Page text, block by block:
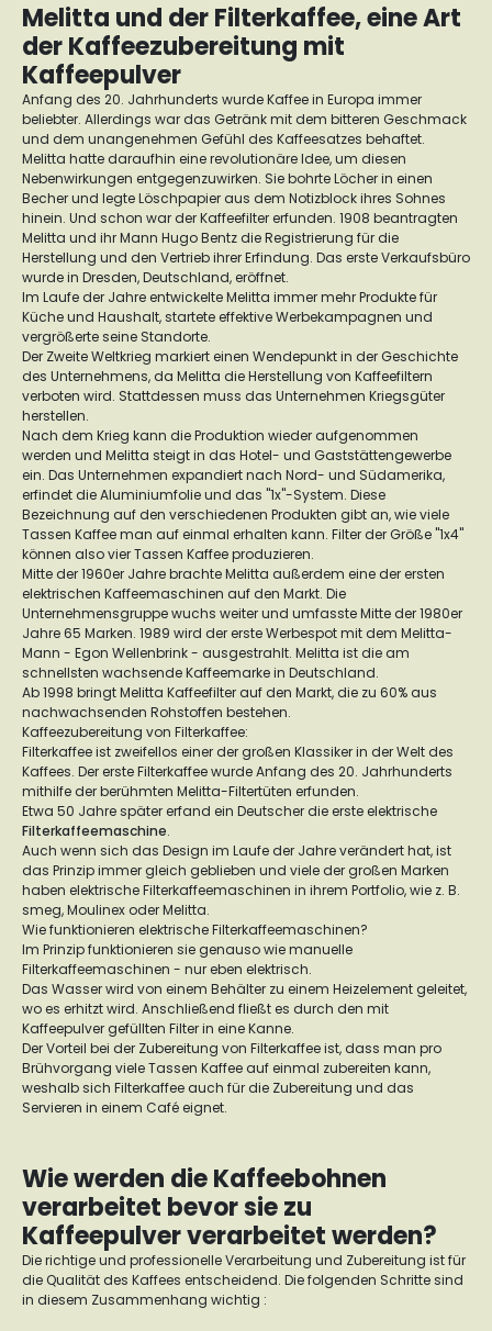
Melitta und der Filterkaffee, eine Art
der Kaffeezubereitung mit
Kaffeepulver
Anfang des 20. Jahrhunderts wurde Kaffee in Europa immer
beliebter. Allerdings war das Getränk mit dem bitteren Geschmack
und dem unangenehmen Gefühl des Kaffeesatzes behaftet.
Melitta hatte daraufhin eine revolutionäre Idee, um diesen
Nebenwirkungen entgegenzuwirken. Sie bohrte Löcher in einen
Becher und legte Löschpapier aus dem Notizblock ihres Sohnes
hinein. Und schon war der Kaffeefilter erfunden. 1908 beantragten
Melitta und ihr Mann Hugo Bentz die Registrierung für die
Herstellung und den Vertrieb ihrer Erfindung. Das erste Verkaufsbüro
wurde in Dresden, Deutschland, eröffnet.
Im Laufe der Jahre entwickelte Melitta immer mehr Produkte für
Küche und Haushalt, startete effektive Werbekampagnen und
vergrößerte seine Standorte.
Der Zweite Weltkrieg markiert einen Wendepunkt in der Geschichte
des Unternehmens, da Melitta die Herstellung von Kaffeefiltern
verboten wird. Stattdessen muss das Unternehmen Kriegsgüter
herstellen.
Nach dem Krieg kann die Produktion wieder aufgenommen
werden und Melitta steigt in das Hotel- und Gaststättengewerbe
ein. Das Unternehmen expandiert nach Nord- und Südamerika,
erfindet die Aluminiumfolie und das "1x"-System. Diese
Bezeichnung auf den verschiedenen Produkten gibt an, wie viele
Tassen Kaffee man auf einmal erhalten kann. Filter der Größe "1x4"
können also vier Tassen Kaffee produzieren.
Mitte der 1960er Jahre brachte Melitta außerdem eine der ersten
elektrischen Kaffeemaschinen auf den Markt. Die
Unternehmensgruppe wuchs weiter und umfasste Mitte der 1980er
Jahre 65 Marken. 1989 wird der erste Werbespot mit dem Melitta-
Mann - Egon Wellenbrink - ausgestrahlt. Melitta ist die am
schnellsten wachsende Kaffeemarke in Deutschland.
Ab 1998 bringt Melitta Kaffeefilter auf den Markt, die zu 60% aus
nachwachsenden Rohstoffen bestehen.
Kaffeezubereitung von Filterkaffee:
Filterkaffee ist zweifellos einer der großen Klassiker in der Welt des
Kaffees. Der erste Filterkaffee wurde Anfang des 20. Jahrhunderts
mithilfe der berühmten Melitta-Filtertüten erfunden.
Etwa 50 Jahre später erfand ein Deutscher die erste elektrische
Filterkaffeemaschine.
Auch wenn sich das Design im Laufe der Jahre verändert hat, ist
das Prinzip immer gleich geblieben und viele der großen Marken
haben elektrische Filterkaffeemaschinen in ihrem Portfolio, wie z. B.
smeg, Moulinex oder Melitta.
Wie funktionieren elektrische Filterkaffeemaschinen?
Im Prinzip funktionieren sie genauso wie manuelle
Filterkaffeemaschinen - nur eben elektrisch.
Das Wasser wird von einem Behälter zu einem Heizelement geleitet,
wo es erhitzt wird. Anschließend fließt es durch den mit
Kaffeepulver gefüllten Filter in eine Kanne.
Der Vorteil bei der Zubereitung von Filterkaffee ist, dass man pro
Brühvorgang viele Tassen Kaffee auf einmal zubereiten kann,
weshalb sich Filterkaffee auch für die Zubereitung und das
Servieren in einem Café eignet.
Wie werden die Kaffeebohnen
verarbeitet bevor sie zu
Kaffeepulver verarbeitet werden?
Die richtige und professionelle Verarbeitung und Zubereitung ist für
die Qualität des Kaffees entscheidend. Die folgenden Schritte sind
in diesem Zusammenhang wichtig :